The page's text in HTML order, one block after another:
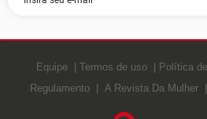
Equipe Termos de uso Política
Regulamento
A Revista Da Mulher